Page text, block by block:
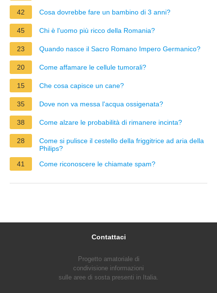
42 Cosa dovrebbe fare un bambino di 3 anni?
45 Chi è l'uomo più ricco della Romania?
23 Quando nasce il Sacro Romano Impero Germanico?
20 Come affamare le cellule tumorali?
15 Che cosa capisce un cane?
35 Dove non va messa l'acqua ossigenata?
38 Come alzare le probabilità di rimanere incinta?
28
Come si pulisce il cestello della friggitrice ad aria della
Philips?
41
Come riconoscere le chiamate spam?
Contattaci
Progetto amatoriale di
condivisione informazioni
sulle aree di sosta presenti in Italia.